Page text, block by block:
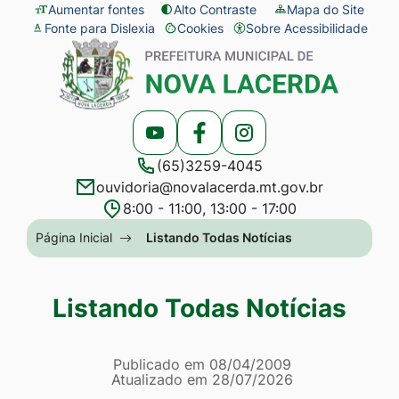
Seção
de
atalhos
acessibilidade
Ir
para
conteúdo
menu
[alt+2]
para
Aumentar fontes Alto Contraste
Mapa do Site
Fonte para Dislexia
Cookies
Abrir
preferências
de
cookies
Sobre Acessibilidade
Seção
menu
Acessar
a
Rede
Social
Acessar
a
Rede
Social
Acessar
a
Rede
Social
(65)3259-4045
ouvidoria@novalacerda.mt.gov.br
8:00 - 11:00, 13:00 - 17:00
Seção
do
principal
Página Inicial Listando Todas Notícias
Listando Todas Notícias
Página Listando Todas
Informações
Publicado em 08/04/2009
Atualizado em 28/07/2026